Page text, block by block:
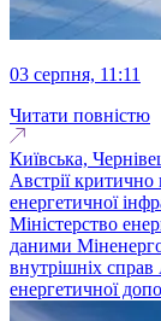
03 серпня, 11:11
Читати повністю
Київська,
Австрії
енергетичної
Міністерство
даними
внутрішніх справ
енергетичної